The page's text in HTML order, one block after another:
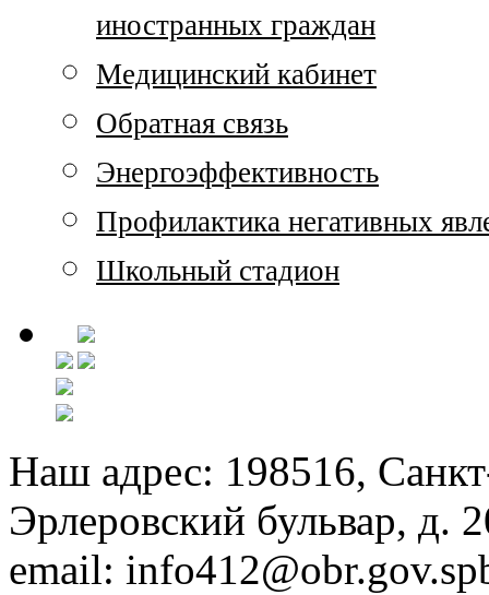
иностранных граждан
Медицинский кабинет
Обратная связь
Энергоэффективность
Профилактика негативных
Школьный стадион
Наш адрес: 198516,
Эрлеровский бульвар, д.
email: